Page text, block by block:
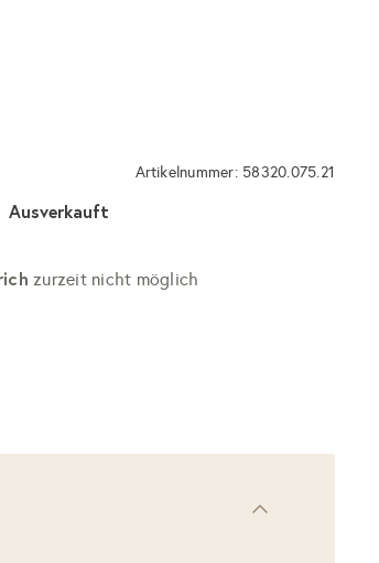
Artikelnummer: 58320.075.21
Ausverkauft
zurzeit nicht möglich